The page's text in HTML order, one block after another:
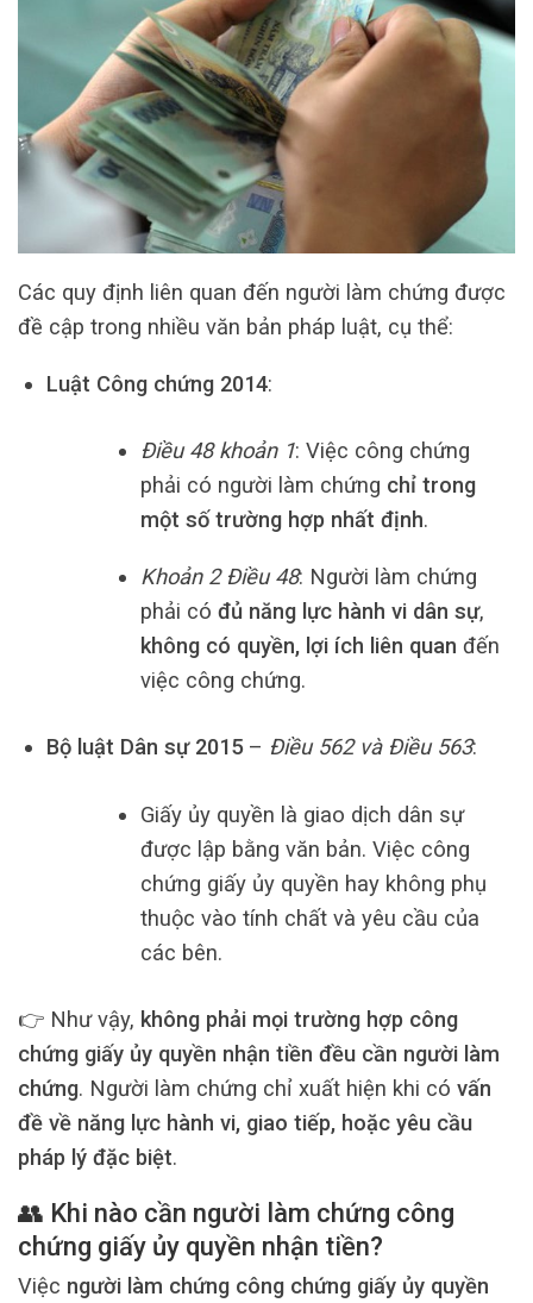
Các quy định liên quan đến người làm chứng được
đề cập trong nhiều văn bản pháp luật, cụ thể:
Luật Công chứng 2014:
Điều 48 khoản 1: Việc công chứng
phải có người làm chứng chỉ trong
một số trường hợp nhất định.
Khoản 2 Điều 48: Người làm chứng
phải có đủ năng lực hành vi dân sự,
không có quyền, lợi ích liên quan đến
việc công chứng.
Bộ luật Dân sự 2015– Điều 562 và Điều 563:
Giấy ủy quyền là giao dịch dân sự
được lập bằng văn bản. Việc công
chứng giấy ủy quyền hay không phụ
thuộc vào tính chất và yêu cầu của
các bên.
👉 Như vậy, không phải mọi trường hợp công
chứng giấy ủy quyền nhận tiền đều cần người làm
chứng. Người làm chứng chỉ xuất hiện khi có vấn
đề về năng lực hành vi, giao tiếp, hoặc yêu cầu
pháp lý đặc biệt.
👥 Khi nào cần người làm chứng công
chứng giấy ủy quyền nhận tiền?
Việc người làm chứng công chứng giấy ủy quyền